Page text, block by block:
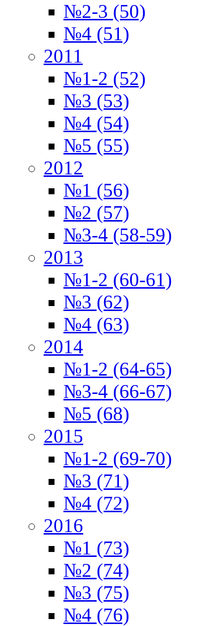
№2-3 (50)
№4 (51)
2011
№1-2 (52)
№3 (53)
№4 (54)
№5 (55)
2012
№1 (56)
№2 (57)
№3-4 (58-59)
2013
№1-2 (60-61)
№3 (62)
№4 (63)
2014
№1-2 (64-65)
№3-4 (66-67)
№5 (68)
2015
№1-2 (69-70)
№3 (71)
№4 (72)
2016
№1 (73)
№2 (74)
№3 (75)
№4 (76)